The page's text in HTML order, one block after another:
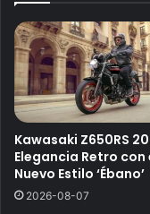
Kawasaki Z650RS
Elegancia Retro con
Nuevo Estilo ‘Ébano’
2026-08-07